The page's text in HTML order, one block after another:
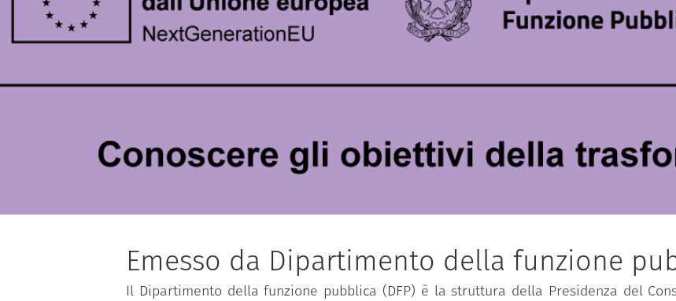
Emesso da Dipartimento della funzione
Il Dipartimento della funzione pubblica (DFP) è la struttura della Presidenza del